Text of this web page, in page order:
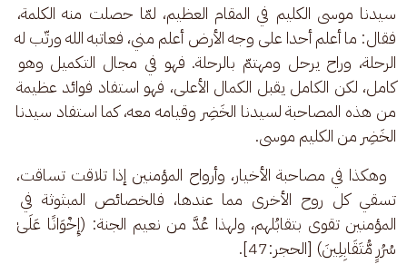
سيدنا موسى الكليم في المقام العظيم، لمّا حصلت منه الكلمة،
فقال: ما أعلم أحدا على وجه الأرض أعلم مني، فعاتبه الله ورتّب له
الرحلة، وراح يرحل ومهتمّ بالرحلة. فهو في مجال التكميل وهو
كامل، لكن الكامل يقبل الكمال الأعلى، فهو استفاد فوائد عظيمة
من هذه المصاحبة لسيدنا الخَضِر وقيامه معه، كما استفاد سيدنا
الخَضِر من الكليم موسى.
وهكذا في مصاحبة الأخيار، وأرواح المؤمنين إذا تلاقت تساقت،
تسقي كل روح الأخرى مما عندها، فالخصائص المبثوثة في
المؤمنين تقوى بتقابُلهم، ولهذا عُدَّ من نعيم الجنة: (إِخْوَانًا عَلَىٰ
سُرُرٍ مُّتَقَابِلِينَ) [الحجر:47].